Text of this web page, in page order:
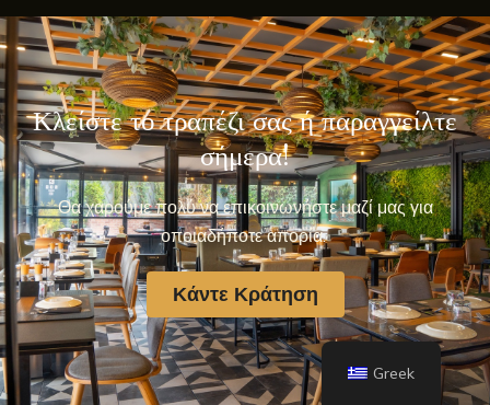
Κλείστε το τραπέζι σας ή παραγγείλτε
σήμερα!
Θα χαρούμε πολύ να επικοινωνήστε μαζί μας για
οποιαδήποτε απορία.
Κάντε Κράτηση
Greek